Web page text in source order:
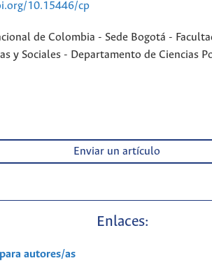
10.15446/cp
de Colombia - Sede Bogotá -
y Sociales - Departamento de Ciencias
Enviar un artículo
Enlaces:
autores/as